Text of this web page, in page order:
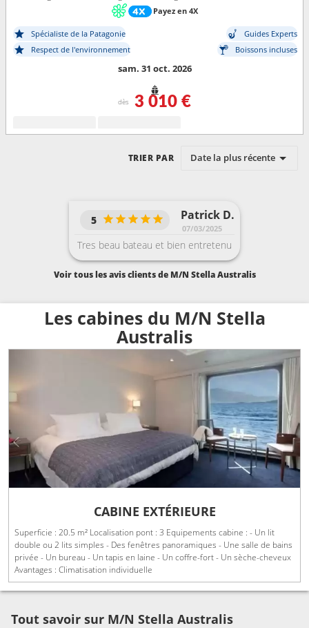
Payez en 4X
Spécialiste de la Patagonie
Guides Experts
Respect de l'environnement
Boissons incluses
sam. 31 oct. 2026
dès 3 010 €
TRIER PAR Date la plus récente
Patrick D.
07/03/2025
5
Tres beau bateau et bien entretenu
Voir tous les avis clients de M/N Stella Australis
Les cabines du M/N Stella
Australis
CABINE EXTÉRIEURE
Superficie : 20.5 m² Localisation pont : 3 Equipements cabine : - Un lit
double ou 2 lits simples - Des fenêtres panoramiques - Une salle de bains
privée - Un bureau - Un tapis en laine - Un coffre-fort - Un sèche-cheveux
Avantages : Climatisation individuelle
Tout savoir sur M/N Stella Australis